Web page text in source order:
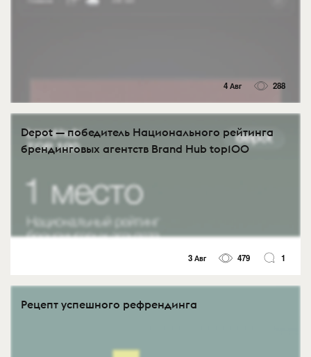
4 Авг 288
Depot — победитель Национального рейтинга
брендинговых агентств Brand Hub top100
3 Авг 479 1
Рецепт успешного рефрендинга